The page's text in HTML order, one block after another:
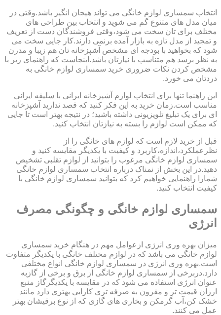
انتخاب سمساری لوازم خانگی می تواند هیجان انگیز باشد.وقتی در
میان مدل های متنوع گم می شوید و انتخاب بین طراحی های
مختلف برای تان سخت می شود،وقتی فروشندگان دست از تعریف
و تمجید از مدل تازه به بازار آمده برنمی دارند.کار جایی سخت می
شود که بخواهید با بودجه ای مشخص آشپزخانه تان هم زیبا و مدرن
به نظر برسد هم متناسب با نیازتان باشد.اینجاست که راهنمای زیر با
مشخص کردن نکات ضروری خرید سمساری لوازم خانگی به
دردتان می خورد.
این راهنما تنها برای انتخاب لوازم آشپزخانه ایرانی با سلیقه ایرانی
مناسب است.زمان خرید به این فکر کنید که قصد ندارید آشپزخانه
ای برای یک تبلیغ تلویزیونی داشته باشید؛ در نتیجه بهتر است تا جایی
که ممکن است لوازم را بسته به نیازتان انتخاب کنید.
قبل از خرید لازم است که لوازم های خانگی را از
نظرعملکرد،اندازه،کاربرد و کیفیت با یکدیگر مقایسه کنید و
سمساری لوازم خانگی مرغوب را بتوانید از لوازم تقلبی تشخیص
دهید.در این بخش از نمناک درباره انتخاب سمساری لوازم خانگی
شمارا راهنمایی خواهیم کرد که بتوانید سمساری لوازم خانگی با
کیفیت انتخاب کنید.
سمساری لوازم خانگی و چگونگی مصرف
انرژی
میزان بهره وری انرژی ازعوامل مهم در هنگام خرید سمساری
لوازم خانگی می باشد که در لوازم مختلف خانگی با یکدیگر متفاوت
است.بهره وری انرژی در سمساری لوازم خانگی انواع مختلفی
دارد.دربرخی از سمساری لوازم خانگی از برق و برخی از گازبه
عنوان انرژی استفاده می شود که در مقایسه با یکدیگرگاز منبع
ارزان قیمت تر و مقرون به صرفه تری کارایی بهتری دارد مانند
خشک کن،آب گرمکن و بخاری های گازی که از نوع برقیشان بهتر
عمل می کنند.